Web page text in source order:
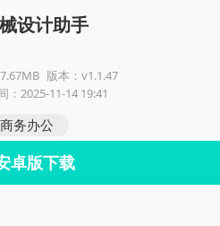
设计助手
版本：v1.1.47
：2025-11-14 19:41
商务办公
卓版下载